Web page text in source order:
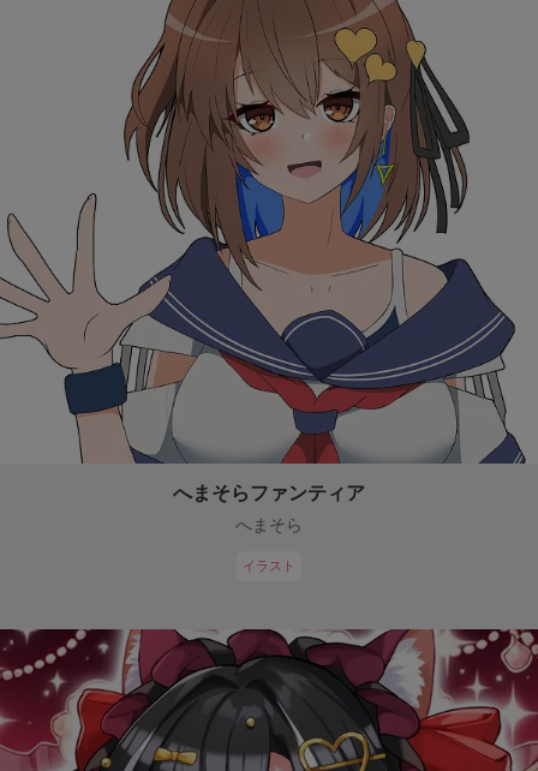
へまそらファンティア
へまそら
イラスト